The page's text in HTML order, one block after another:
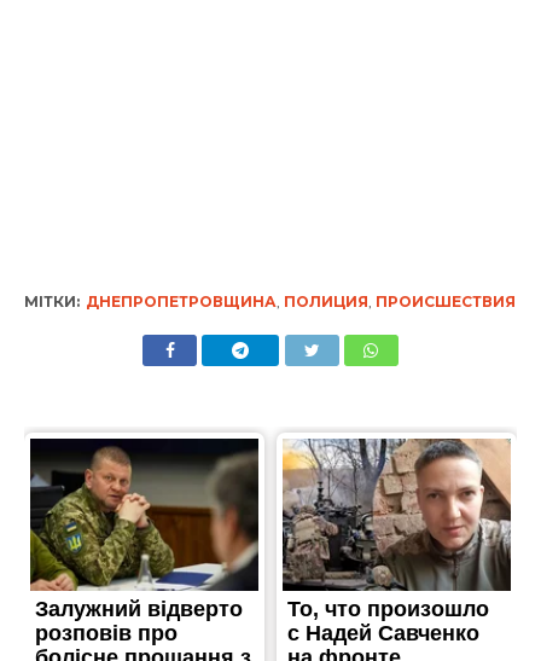
МІТКИ: ДНЕПРОПЕТРОВЩИНА, ПОЛИЦИЯ, ПРОИСШЕСТВИЯ